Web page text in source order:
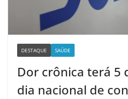
DESTAQUE SAÚDE
Dor crônica terá 5
dia nacional de